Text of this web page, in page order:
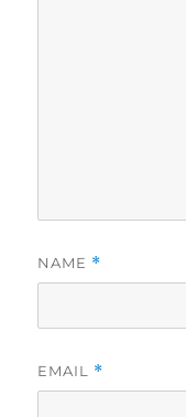
NAME *
EMAIL *